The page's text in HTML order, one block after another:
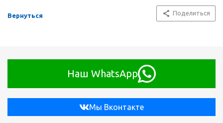
Вернуться Поделиться
Наш WhatsApp
Мы Вконтакте